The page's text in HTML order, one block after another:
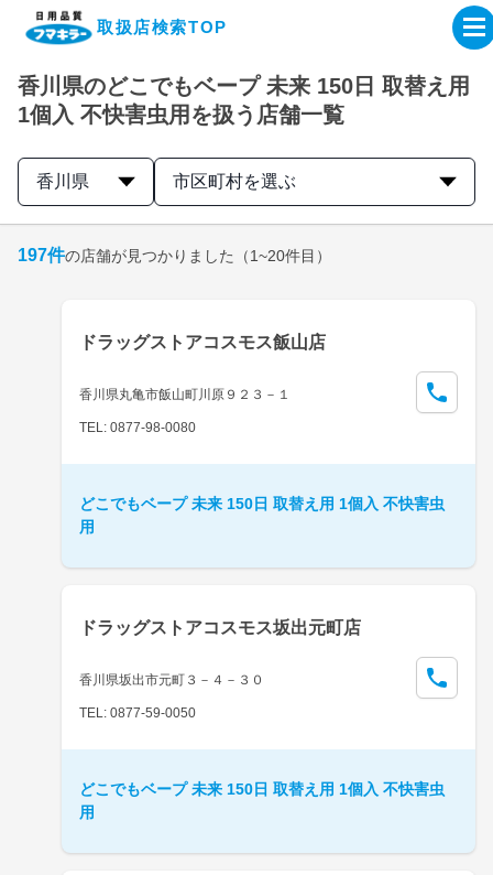
取扱店検索TOP
企業・IR情報サイト
製品情報サイト
取扱店検索はこちら
香川県のどこでもベープ 未来 150日 取替え用
1個入 不快害虫用を扱う店舗一覧
香川県 市区町村を選ぶ
197件の店舗が見つかりました （1~20件目）
ドラッグストアコスモス飯山店
香川県丸亀市飯山町川原９２３－１
TEL: 0877-98-0080
どこでもベープ 未来 150日 取替え用 1個入 不快害虫
用
ドラッグストアコスモス坂出元町店
香川県坂出市元町３－４－３０
TEL: 0877-59-0050
どこでもベープ 未来 150日 取替え用 1個入 不快害虫
用